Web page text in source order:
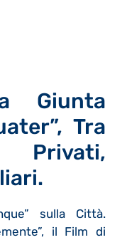
Giunta
Tra
sulla Città.
il Film di